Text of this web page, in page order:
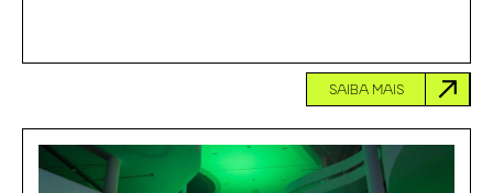
SAIBA MAIS